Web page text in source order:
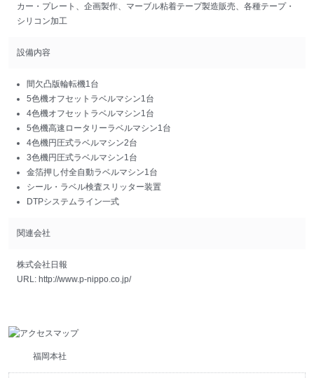
カー・プレート、企画製作、マーブル粘着テープ製造販売、各種テープ・
シリコン加工
設備内容
間欠凸版輪転機1台
5色機オフセットラベルマシン1台
4色機オフセットラベルマシン1台
5色機高速ロータリーラベルマシン1台
4色機円圧式ラベルマシン2台
3色機円圧式ラベルマシン1台
金箔押し付全自動ラベルマシン1台
シール・ラベル検査スリッター装置
DTPシステムライン一式
関連会社
株式会社日報
URL: http://www.p-nippo.co.jp/
福岡本社